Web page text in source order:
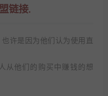
链接.
许是因为他们认为使用直
从他们的购买中赚钱的想